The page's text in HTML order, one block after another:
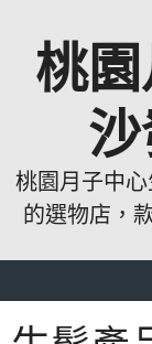
桃
桃園月子中
的選物店，